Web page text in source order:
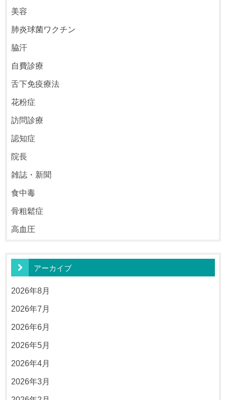
美容
肺炎球菌ワクチン
脇汗
自費診療
舌下免疫療法
花粉症
訪問診療
認知症
院長
雑誌・新聞
食中毒
骨粗鬆症
高血圧
アーカイブ
2026年8月
2026年7月
2026年6月
2026年5月
2026年4月
2026年3月